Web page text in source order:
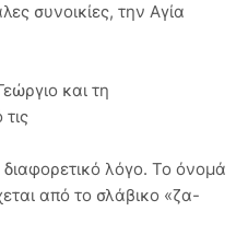
συνοικίες, την Αγία
και τη
διαφορετικό λόγο. Το όνομά
από το σλάβικο «ζα-